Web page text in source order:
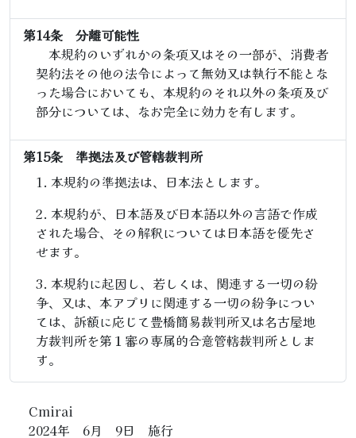
第14条 分離可能性
本規約のいずれかの条項又はその一部が、消費者
契約法その他の法令によって無効又は執行不能とな
った場合においても、本規約のそれ以外の条項及び
部分については、なお完全に効力を有します。
第15条 準拠法及び管轄裁判所
本規約の準拠法は、日本法とします。
本規約が、日本語及び日本語以外の言語で作成
された場合、その解釈については日本語を優先さ
せます。
本規約に起因し、若しくは、関連する一切の紛
争、又は、本アプリに関連する一切の紛争につい
ては、訴額に応じて豊橋簡易裁判所又は名古屋地
方裁判所を第１審の専属的合意管轄裁判所としま
す。
Cmirai
2024年 6月 9日 施行